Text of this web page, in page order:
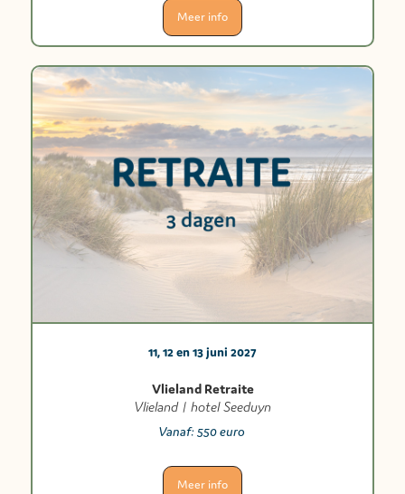
Meer info
11, 12 en 13 juni 2027
Vlieland Retraite
Vlieland | hotel Seeduyn
Vanaf: 550 euro
Meer info